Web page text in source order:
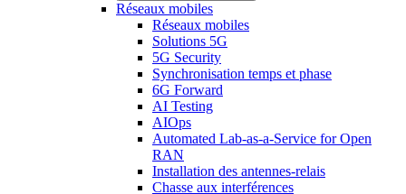
Réseaux mobiles
Réseaux mobiles
Solutions 5G
5G Security
Synchronisation temps et phase
6G Forward
AI Testing
AIOps
Automated Lab-as-a-Service for Open
RAN
Installation des antennes-relais
Chasse aux interférences